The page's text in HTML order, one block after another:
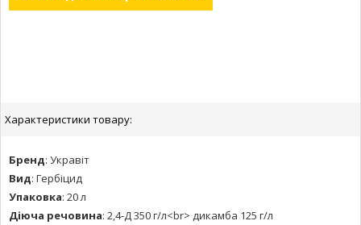
Характеристики товару:
Бренд: Укравіт
Вид: Гербіцид
Упаковка: 20 л
Діюча речовина: 2,4-Д 350 г/л<br> дикамба 125 г/л